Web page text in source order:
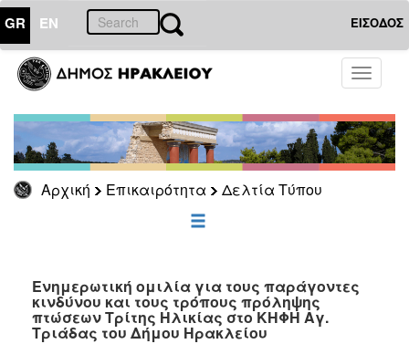
GR EN ΕΙΣΟΔΟΣ
Toggle
Αρχική Επικαιρότητα Δελτία Τύπου
ΕΠΙΚΑΙΡΟΤΗΤΑ
Τύπου
Αρχείο
ΕΠΙΣΚΕΠΤΗΣ
ΗΡΑΚΛΕΙΟ
Ενημερωτική ομιλία για τους παράγοντες
κινδύνου και τους τρόπους πρόληψης
πτώσεων Τρίτης Ηλικίας στο ΚΗΦΗ Αγ.
Τριάδας του Δήμου Ηρακλείου